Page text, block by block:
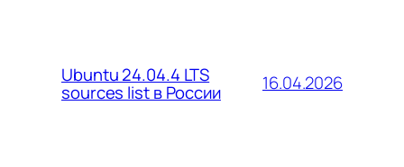
Ubuntu 24.04.4 LTS
sources list в России 16.04.2026